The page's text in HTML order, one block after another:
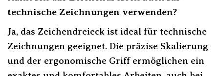
technische Zeichnungen verwenden?
Ja, das Zeichendreieck ist ideal für technische
Zeichnungen geeignet. Die präzise Skalierung
und der ergonomische Griff ermöglichen ein